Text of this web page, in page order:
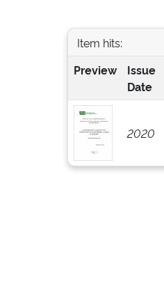
Item hits:
Preview
Issue
Date
2020